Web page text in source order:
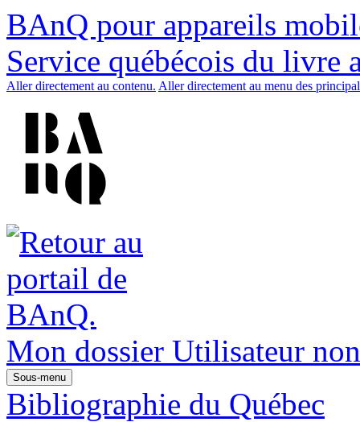
BAnQ pour appareils
Service québécois du livre
Aller directement au contenu. Aller directement au menu des
Mon dossier Utilisateur
Sous-menu
Bibliographie du Québec